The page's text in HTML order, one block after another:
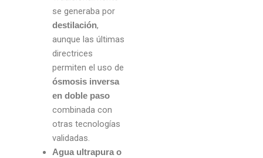
se generaba por
destilación,
aunque las últimas
directrices
permiten el uso de
ósmosis inversa
en doble paso
combinada con
otras tecnologías
validadas.
Agua ultrapura o